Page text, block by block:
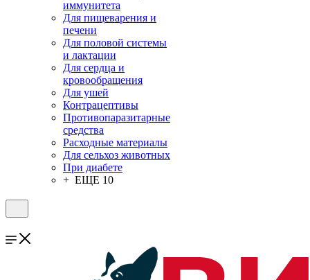
иммунитета
Для пищеварения и
печени
Для половой системы
и лактации
Для сердца и
кровообращения
Для ушей
Контрацептивы
Противопаразитарные
средства
Расходные материалы
Для сельхоз животных
При диабете
+ ЕЩЕ 10